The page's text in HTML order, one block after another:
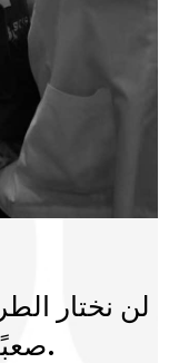
لن نختار
صعبًا، سنسلك الطريق الضروري.